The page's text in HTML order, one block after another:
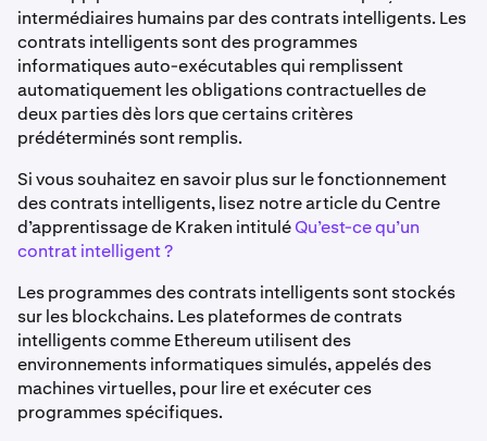
intermédiaires humains par des contrats intelligents. Les
contrats intelligents sont des programmes
informatiques auto-exécutables qui remplissent
automatiquement les obligations contractuelles de
deux parties dès lors que certains critères
prédéterminés sont remplis.
Si vous souhaitez en savoir plus sur le fonctionnement
des contrats intelligents, lisez notre article du Centre
d’apprentissage de Kraken intituléQu’est-ce qu’un
contrat intelligent ?
Les programmes des contrats intelligents sont stockés
sur les blockchains. Les plateformes de contrats
intelligents comme Ethereum utilisent des
environnements informatiques simulés, appelés des
machines virtuelles, pour lire et exécuter ces
programmes spécifiques.